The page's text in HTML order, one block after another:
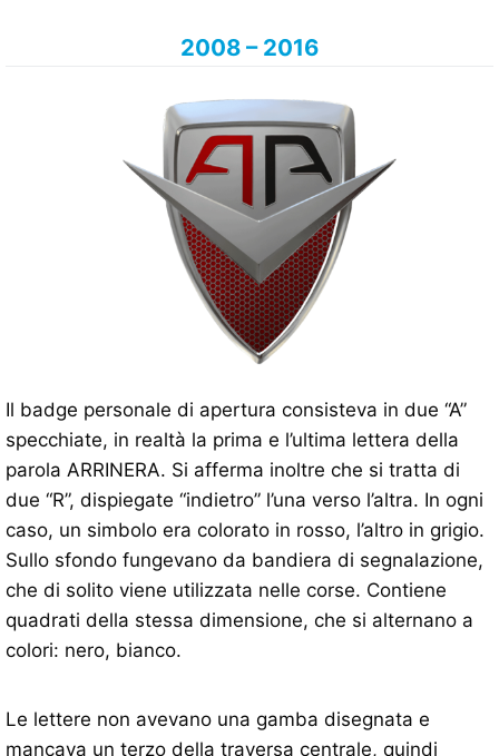
2008 – 2016
Il badge personale di apertura consisteva in due “A”
specchiate, in realtà la prima e l’ultima lettera della
parola ARRINERA. Si afferma inoltre che si tratta di
due “R”, dispiegate “indietro” l’una verso l’altra. In ogni
caso, un simbolo era colorato in rosso, l’altro in grigio.
Sullo sfondo fungevano da bandiera di segnalazione,
che di solito viene utilizzata nelle corse. Contiene
quadrati della stessa dimensione, che si alternano a
colori: nero, bianco.
Le lettere non avevano una gamba disegnata e
mancava un terzo della traversa centrale, quindi